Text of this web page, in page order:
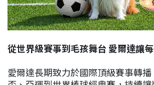
從世界級賽事到毛孩舞台 愛爾達讓
愛爾達長期致力於國際頂級賽事轉